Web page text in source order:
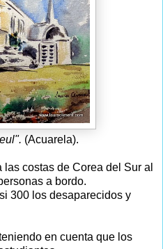
(Acuarela).
costas de Corea del Sur al
a bordo.
300 los desaparecidos y
en cuenta que los